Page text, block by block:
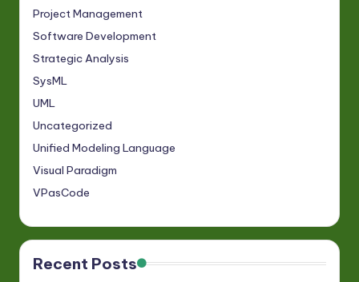
Project Management
Software Development
Strategic Analysis
SysML
UML
Uncategorized
Unified Modeling Language
Visual Paradigm
VPasCode
Recent Posts